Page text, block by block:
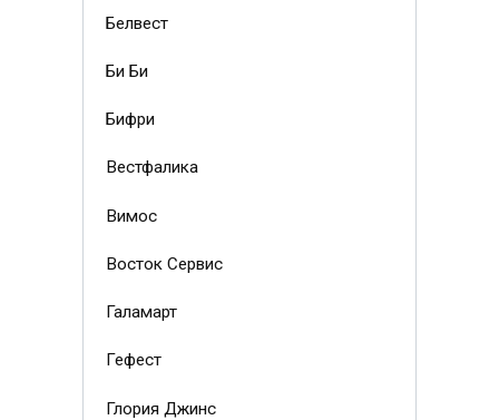
Белвест
Би Би
Бифри
Вестфалика
Вимос
Восток Сервис
Галамарт
Гефест
Глория Джинс